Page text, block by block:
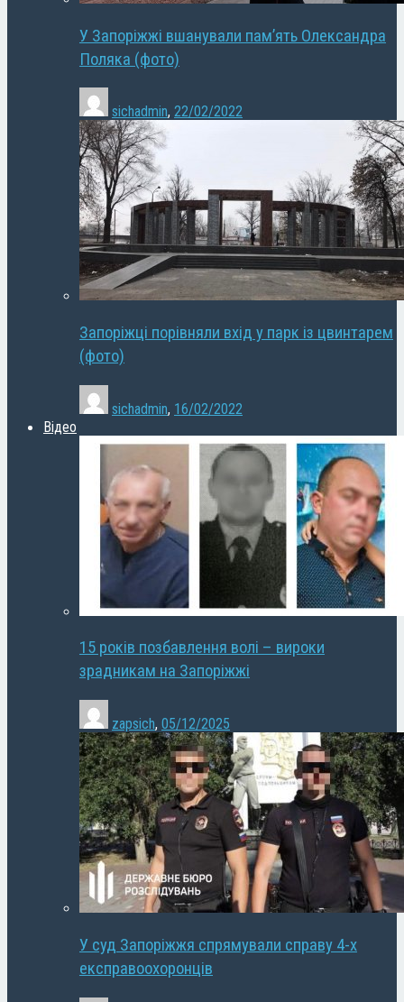
У Запоріжжі вшанували пам’ять Олександра
Поляка (фото)
sichadmin, 22/02/2022
Запоріжці порівняли вхід у парк із цвинтарем
(фото)
sichadmin, 16/02/2022
Відео
15 років позбавлення волі – вироки
зрадникам на Запоріжжі
zapsich, 05/12/2025
У суд Запоріжжя спрямували справу 4-х
експравоохоронців